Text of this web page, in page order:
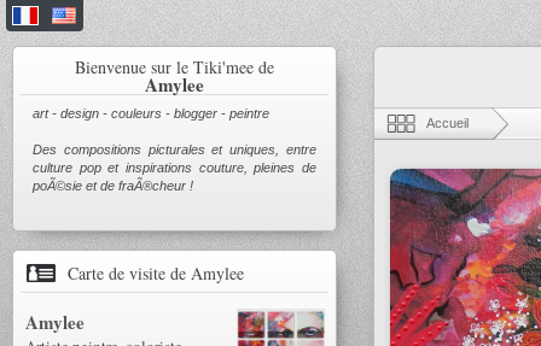
Bienvenue sur le Tiki'mee de
Amylee
art - design - couleurs - blogger - peintre
Des compositions picturales et uniques, entre
culture pop et inspirations couture, pleines de
poÃ©sie et de fraÃ®cheur !
Carte de visite de Amylee
Amylee
Accueil